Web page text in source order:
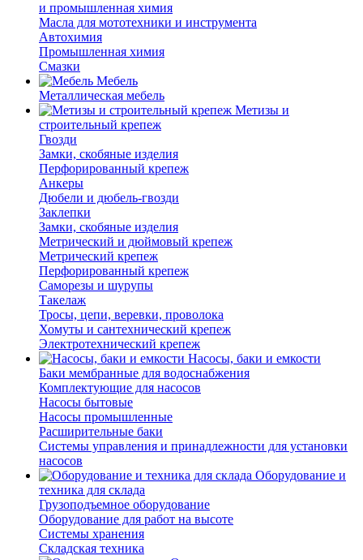
и промышленная химия
Масла для мототехники и инструмента
Автохимия
Промышленная химия
Смазки
Мебель
Металлическая мебель
Метизы и
строительный крепеж
Гвозди
Замки, скобяные изделия
Перфорированный крепеж
Анкеры
Дюбели и дюбель-гвозди
Заклепки
Замки, скобяные изделия
Метрический и дюймовый крепеж
Метрический крепеж
Перфорированный крепеж
Саморезы и шурупы
Такелаж
Тросы, цепи, веревки, проволока
Хомуты и сантехнический крепеж
Электротехнический крепеж
Насосы, баки и емкости
Баки мембранные для водоснабжения
Комплектующие для насосов
Насосы бытовые
Насосы промышленные
Расширительные баки
Системы управления и принадлежности для установки
насосов
Оборудование и
техника для склада
Грузоподъемное оборудование
Оборудование для работ на высоте
Системы хранения
Складская техника